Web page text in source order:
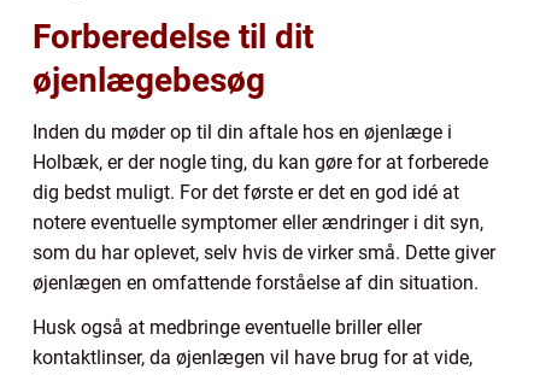
Forberedelse til dit
øjenlægebesøg
Inden du møder op til din aftale hos en øjenlæge i
Holbæk, er der nogle ting, du kan gøre for at forberede
dig bedst muligt. For det første er det en god idé at
notere eventuelle symptomer eller ændringer i dit syn,
som du har oplevet, selv hvis de virker små. Dette giver
øjenlægen en omfattende forståelse af din situation.
Husk også at medbringe eventuelle briller eller
kontaktlinser, da øjenlægen vil have brug for at vide,